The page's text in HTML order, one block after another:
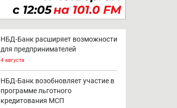
НБД-Банк расширяет возможности
для предпринимателей
4 августа
НБД-Банк возобновляет участие в
программе льготного
кредитования МСП